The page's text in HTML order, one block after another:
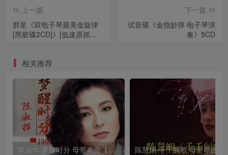
上一篇
群星《双电子琴最美金旋律
[黑胶碟2CD]》[低速原抓
下一篇
试音碟《金指妙弹 电子琴演
奏》5CD
相关推荐
陈淑华-梦醒时分 母带单曲【试听】